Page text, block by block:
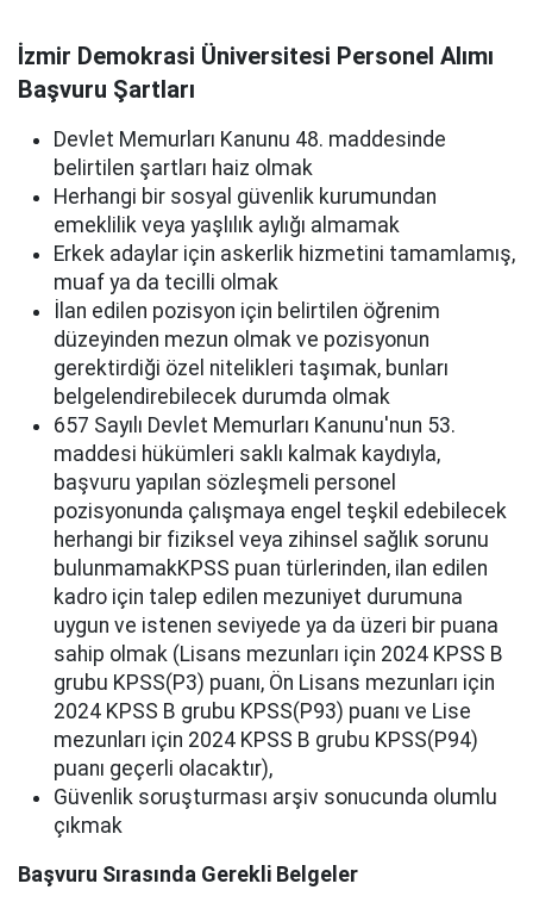
İzmir Demokrasi Üniversitesi Personel Alımı
Başvuru Şartları
Devlet Memurları Kanunu 48. maddesinde
belirtilen şartları haiz olmak
Herhangi bir sosyal güvenlik kurumundan
emeklilik veya yaşlılık aylığı almamak
Erkek adaylar için askerlik hizmetini tamamlamış,
muaf ya da tecilli olmak
İlan edilen pozisyon için belirtilen öğrenim
düzeyinden mezun olmak ve pozisyonun
gerektirdiği özel nitelikleri taşımak, bunları
belgelendirebilecek durumda olmak
657 Sayılı Devlet Memurları Kanunu'nun 53.
maddesi hükümleri saklı kalmak kaydıyla,
başvuru yapılan sözleşmeli personel
pozisyonunda çalışmaya engel teşkil edebilecek
herhangi bir fiziksel veya zihinsel sağlık sorunu
bulunmamakKPSS puan türlerinden, ilan edilen
kadro için talep edilen mezuniyet durumuna
uygun ve istenen seviyede ya da üzeri bir puana
sahip olmak (Lisans mezunları için 2024 KPSS B
grubu KPSS(P3) puanı, Ön Lisans mezunları için
2024 KPSS B grubu KPSS(P93) puanı ve Lise
mezunları için 2024 KPSS B grubu KPSS(P94)
puanı geçerli olacaktır),
Güvenlik soruşturması arşiv sonucunda olumlu
çıkmak
Başvuru Sırasında Gerekli Belgeler